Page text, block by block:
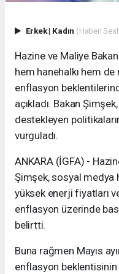
Erkek| Kadın (Haberi
Hazine ve Maliye
hem hanehalkı hem
enflasyon
açıkladı. Bakan
destekleyen
vurguladı.
ANKARA (İGFA) -
Şimşek, sosyal medya
yüksek enerji fiyatları
enflasyon üzerinde
belirtti.
Buna rağmen Mayıs
enflasyon